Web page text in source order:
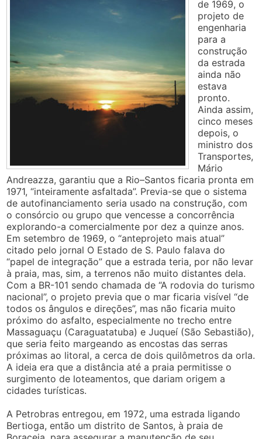
de 1969, o
projeto de
engenharia
para a
construção
da estrada
ainda não
estava
pronto.
Ainda assim,
cinco meses
depois, o
ministro dos
Transportes,
Mário
Andreazza, garantiu que a Rio–Santos ficaria pronta em
1971, “inteiramente asfaltada”. Previa-se que o sistema
de autofinanciamento seria usado na construção, com
o consórcio ou grupo que vencesse a concorrência
explorando-a comercialmente por dez a quinze anos.
Em setembro de 1969, o “anteprojeto mais atual”
citado pelo jornal O Estado de S. Paulo falava do
“papel de integração” que a estrada teria, por não levar
à praia, mas, sim, a terrenos não muito distantes dela.
Com a BR-101 sendo chamada de “A rodovia do turismo
nacional”, o projeto previa que o mar ficaria visível “de
todos os ângulos e direções”, mas não ficaria muito
próximo do asfalto, especialmente no trecho entre
Massaguaçu (Caraguatatuba) e Juqueí (São Sebastião),
que seria feito margeando as encostas das serras
próximas ao litoral, a cerca de dois quilômetros da orla.
A ideia era que a distância até a praia permitisse o
surgimento de loteamentos, que dariam origem a
cidades turísticas.
A Petrobras entregou, em 1972, uma estrada ligando
Bertioga, então um distrito de Santos, à praia de